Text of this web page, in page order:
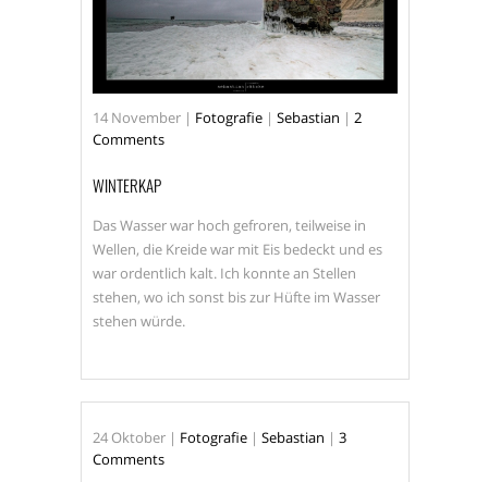
14 November | Fotografie | Sebastian | 2
Comments
WINTERKAP
Das Wasser war hoch gefroren, teilweise in
Wellen, die Kreide war mit Eis bedeckt und es
war ordentlich kalt. Ich konnte an Stellen
stehen, wo ich sonst bis zur Hüfte im Wasser
stehen würde.
24 Oktober | Fotografie | Sebastian | 3
Comments